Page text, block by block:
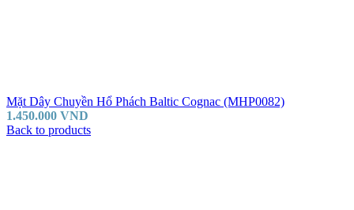
Mặt Dây Chuyền Hổ Phách Baltic Cognac (MHP0082)
1.450.000 VND
Back to products